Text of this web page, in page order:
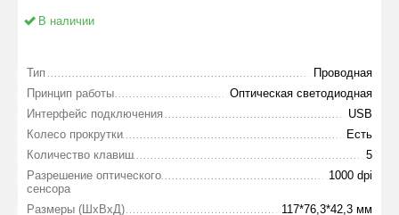
В наличии
Тип
Проводная
Принцип работы
Оптическая светодиодная
Интерфейс подключения
USB
Колесо прокрутки
Есть
Количество клавиш
5
Разрешение оптического
сенсора
1000 dpi
Размеры (ШxВxД)
117*76,3*42,3 мм